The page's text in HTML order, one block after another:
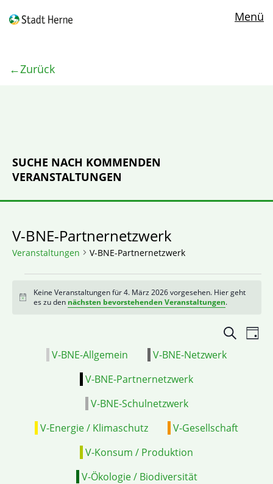
Zurück
Menü
SUCHE NACH KOMMENDEN
VERANSTALTUNGEN
V-BNE-Partnernetzwerk
Veranstaltungen V-BNE-Partnernetzwerk
Hinweis
Keine Veranstaltungen für 4. März 2026 vorgesehen. Hier geht
es zu den nächsten bevorstehenden Veranstaltungen.
und
SucheTag
V-BNE-Allgemein
V-BNE-Netzwerk
V-BNE-Partnernetzwerk
V-BNE-Schulnetzwerk
V-Energie / Klimaschutz
V-Gesellschaft
V-Konsum / Produktion
V-Ökologie / Biodiversität